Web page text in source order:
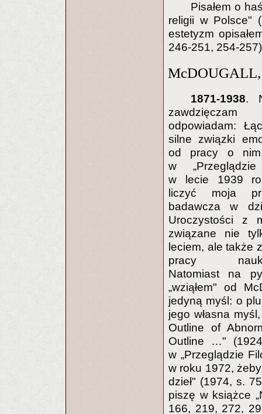
Pisałem o
religii w Polsce"
estetyzm
246-251, 254-
1871-1938.
zawdzięczam
odpowiadam:
silne związki
od pracy o
w „Przeglądzie
w lecie 1939
liczyć moja
badawcza w
Uroczystości z
związane nie
leciem, ale także
pracy
Natomiast na
„wziąłem" od
jedyną myśl: o
jego własna
Outline of
Outline …"
w „Przeglądzie
w roku 1972,
dzieł" (1974, s.
piszę w książce
166, 219, 272,